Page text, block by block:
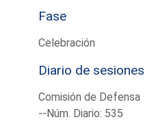
Fase
Celebración
Diario de sesiones
Comisión de Defensa
--Núm. Diario: 535